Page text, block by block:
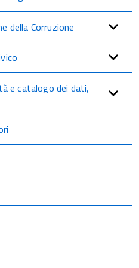
della Corruzione
e catalogo dei dati,